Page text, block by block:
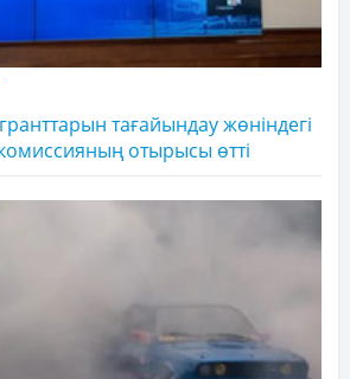
тағайындау жөніндегі
отырысы өтті